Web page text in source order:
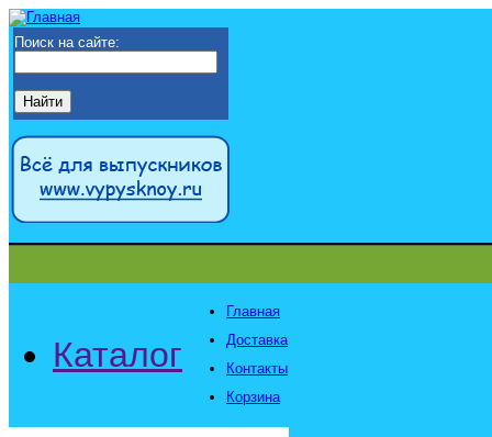
Поиск на сайте:
Каталог
Главная
Доставка
Контакты
Корзина